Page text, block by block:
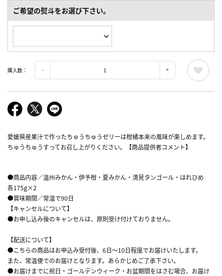
ご希望の熨斗をお選び下さい。
購入数：
愛媛県産果汁で作ったちゅうちゅうゼリーは柑橘本来の風味が楽しめます。
ちゅうちゅうすってお召し上がりください。【商品提供者コメント】
●商品内容／温州みかん・伊予柑・夏みかん・清見タンゴール・はれひめ
各175g×2
●賞味期間／常温で90日
【キャンセルについて】
●お申し込み後のキャンセルは、原則受け付けておりません。
【配送について】
●こちらの商品はお申込み受付後、6日～10日程度でお届けいたします。
また、常温便でのお届けとなります。あらかじめご了承下さい。
●お届けまでに祝日・ゴールデンウィーク・お盆期間をはさむ場合、お届け